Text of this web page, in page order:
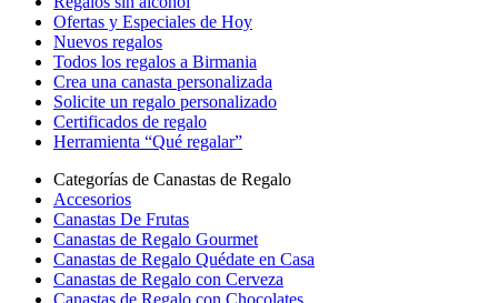
Ofertas y Especiales de Hoy
Nuevos regalos
Todos los regalos a Birmania
Crea una canasta personalizada
Solicite un regalo personalizado
Certificados de regalo
Herramienta “Qué regalar”
Categorías de Canastas de Regalo
Accesorios
Canastas De Frutas
Canastas de Regalo Gourmet
Canastas de Regalo Quédate en Casa
Canastas de Regalo con Cerveza
Canastas de Regalo con Chocolates